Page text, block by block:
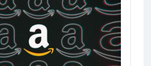
Amazon Associates. Читайте
узнать, как пройти
и зарабатывать деньги с
от онлайн-ритейлера.